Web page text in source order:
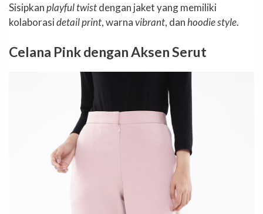
Sisipkanplayful twistdengan jaket yang memiliki
kolaborasidetail print, warnavibrant, danhoodie style.
Celana Pink dengan Aksen Serut